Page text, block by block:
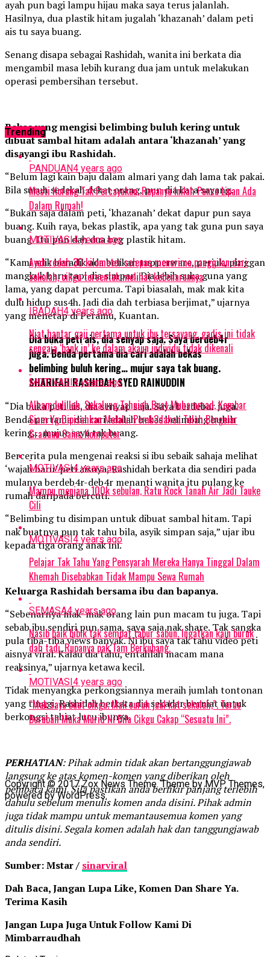
ayah pun bagi lampu hijau maka saya terus jalanlah.
Hasilnya, dua plastik hitam jugalah ‘khazanah’ dalam peti
ais tu saya buang.
Senang disapa sebagai Rashidah, wanita ini berkata dia
mengambil masa lebih kurang dua jam untuk melakukan
operasi pembersihan tersebut.
Bekas yang mengisi belimbing buluh kering untuk
dibuat sambal hitam adalah antara ‘khazanah’ yang
disayangi ibu Rashidah.
“Belum lagi kain baju dalam almari yang dah lama tak pakai.
Bila suruh sedekah dekat orang, pun dia kata sayang.
“Bukan saja dalam peti, ‘khazanah’ dekat dapur pun saya
buang. Kuih raya, bekas plastik, apa yang tak guna pun saya
buang. Itu pun dah dua beg plastik hitam.
“Kami adik beradik ada belikan tupperware, periuk, pinggan
mangkuk baru tapi dia simpan. Dia lebih suka guna yang
lama, yang dapat percuma. Tapi biasalah, mak mak kita
dulu hidup sus4h. Jadi dia dah terbiasa berjimat,” ujarnya
yang menetap di Peramu, Kuantan.
Dia buka peti ais, dia senyap saja. Saya berdeb4r
juga. Benda pertama dia cari adalah bekas
belimbing buluh kering… mujur saya tak buang.
SHARIFAH RASHIDAH SYED RAINUDDIN
“Dia buka peti ais, dia senyap saja. Saya berdebar juga.
Benda pertama dia cari adalah bekas belimbing buluh
kering… mujur saya tak buang.
Bercerita pula mengenai reaksi si ibu sebaik sahaja melihat
‘wajah baru’ peti aisnya, Rashidah berkata dia sendiri pada
mulanya berdeb4r-deb4r menanti wanita itu pulang ke
rumah daripada bercuti.
“Belimbing tu disimpan untuk dibuat sambal hitam. Tapi
nak buatnya pun tak tahu bila, asyik simpan saja,” ujar ibu
kepada tiga orang anak ini.
Keluarga Rashidah bersama ibu dan bapanya.
“Sebenarnya mak-mak orang lain pun macam tu juga. Tapi
sebab ibu sendiri pun sama, saya saja nak share. Tak sangka
pula tiba-tiba views banyak. Ni ibu saya tak tahu video peti
aisnya viral. Kalau dia tahu, entahlah macam mana
reaksinya,” ujarnya ketawa kecil.
Tidak menyangka perkongsiannya meraih jumlah tontonan
yang tinggi, Rashidah berkata dia sekadar berniat untuk
berkongsi tabiat lucu ibunya.
PERHATIAN: Pihak admin tidak akan bertanggungjawab
langsung ke atas komen-komen yang diberikan oleh
pembaca kami. Sila pastikan anda berfikir panjang terlebih
dahulu sebelum menulis komen anda disini. Pihak admin
juga tidak mampu untuk memantausemua komen yang
ditulis disini. Segala komen adalah hak dan tanggungjawab
anda sendiri.
Sumber: Mstar / sinarviral
Dah Baca, Jangan Lupa Like, Komen Dan Share Ya.
Terima Kasih
Jangan Lupa Juga Untuk Follow Kami Di
Mimbarraudhah
Trending
PANDUAN4 years ago
Mesti Korang Tak Percayakan, Rupanya Inilah Punca Lipan Ada
Dalam Rumah!
MOTIVASI4 years ago
Ayah redah 30 kilometer selepas menerima panggilan dari
sekolah, cikgu tersentak melihat kebenarannya
IBADAH4 years ago
Niat hantar gaji pertama untuk ibu tersayang, gadis ini tidak
sengaja ‘bank in’ ke dalam akaun individu tidak dikenali
MOTIVASI4 years ago
Alhamdulillah, Sekalung Tahniah Buat Muhammad, Kembar
Siam Yg Dipisahkan Melalui Pemb3dahan Telah Bergelar
Graduan Sains Komputer
MOTIVASI4 years ago
Mampu menjana 100k sebulan, Ratu Rock Tanah Air Jadi Tauke
Cili
MOTIVASI4 years ago
Pelajar Tak Tahu Yang Pensyarah Mereka Hanya Tinggal Dalam
Khemah Disebabkan Tidak Mampu Sewa Rumah
SEMASA4 years ago
Nasib baik bibik tak sempat tabur sabun. Ingatkan kain buruk
dah tadi. Rupanya pak Tam Berkubang.
MOTIVASI4 years ago
“Mak saya buat cikgu. Mak suruh jual kat sekolah,”. Terus
Berubah Muka Murid Ni Bila Cikgu Cakap “Sesuatu Ini”.
Copyright © 2017 Zox News Theme. Theme by MVP Themes,
powered by WordPress.